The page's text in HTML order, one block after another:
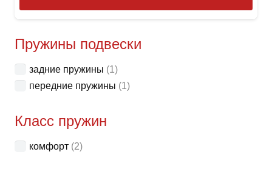
товар
Пружины подвески
задние пружины (1)
передние пружины (1)
Класс пружин
комфорт (2)